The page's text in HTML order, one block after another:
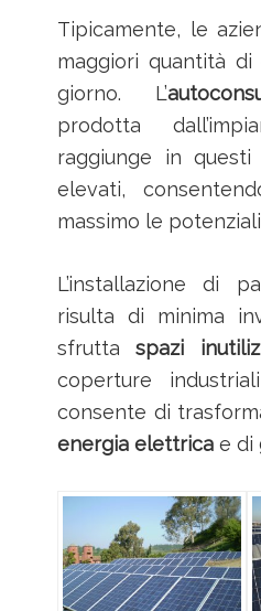
Tipicamente, le
maggiori quantità
giorno. L’
prodotta
raggiunge in
elevati,
massimo le
L’installazione di
risulta di minima
sfruttaspazi
coperture
consente di
energia elettrica e di